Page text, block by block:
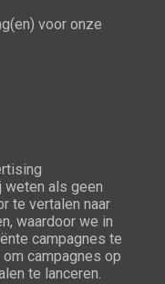
voor onze
weten als geen
te vertalen naar
waardoor we in
campagnes te
campagnes op
te lanceren.